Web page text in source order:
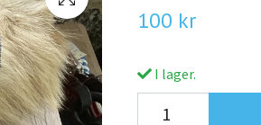
100 kr
I lager.